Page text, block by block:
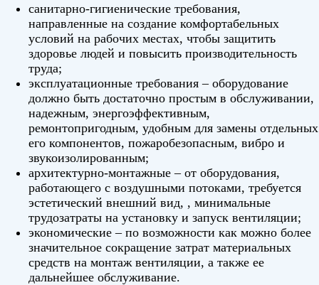
санитарно-гигиенические требования,
направленные на создание комфортабельных
условий на рабочих местах, чтобы защитить
здоровье людей и повысить производительность
труда;
эксплуатационные требования – оборудование
должно быть достаточно простым в обслуживании,
надежным, энергоэффективным,
ремонтопригодным, удобным для замены отдельных
его компонентов, пожаробезопасным, вибро и
звукоизолированным;
архитектурно-монтажные – от оборудования,
работающего с воздушными потоками, требуется
эстетический внешний вид, , минимальные
трудозатраты на установку и запуск вентиляции;
экономические – по возможности как можно более
значительное сокращение затрат материальных
средств на монтаж вентиляции, а также ее
дальнейшее обслуживание.